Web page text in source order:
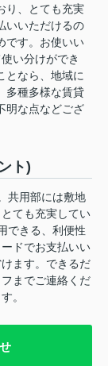
り、とても充実
いいただけるの
です。お使いい
い分けができ
となら、地域に
多種多様な賃貸
明な点などござ
ト)
共用部には敷地
ても充実してい
できる、利便性
ドでお支払いい
ます。できるだ
までご連絡くだ
。